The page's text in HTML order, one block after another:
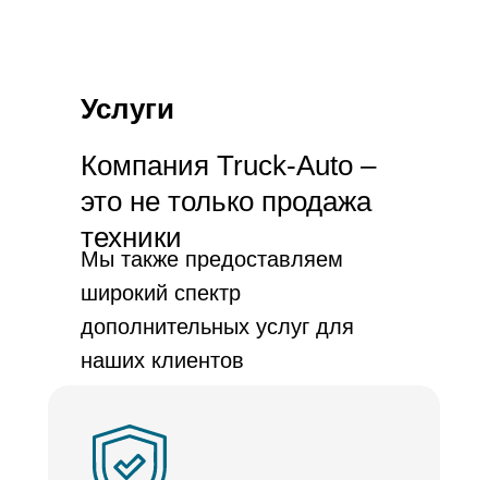
Услуги
Компания Truck-Auto –
это не только продажа
техники
Мы также предоставляем
широкий спектр
дополнительных услуг для
наших клиентов